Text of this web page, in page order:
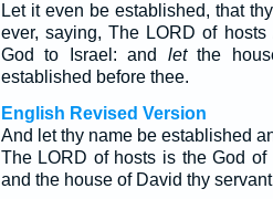
Let it even be established, that
ever, saying, The LORD of hosts
God to Israel: and letthe
established before thee.
English Revised Version
And let thy name be established
The LORD of hosts is the God
and the house of David thy